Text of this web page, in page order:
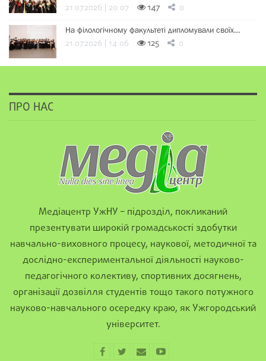
21.07.2026 | 20:07 147 0
На філологічному факультеті дипломували своїх…
21.07.2026 | 14:06 125 0
ПРО НАС
Медіацентр УжНУ – підрозділ, покликаний
презентувати широкій громадськості здобутки
навчально-виховного процесу, наукової, методичної та
дослідно-експериментальної діяльності науково-
педагогічного колективу, спортивних досягнень,
організації дозвілля студентів тощо такого потужного
науково-навчального осередку краю, як Ужгородський
університет.